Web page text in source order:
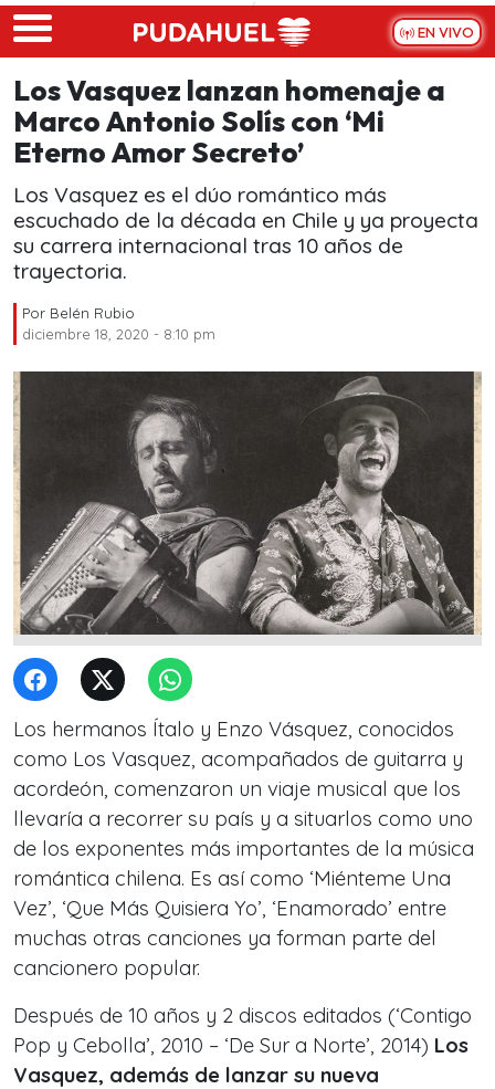
Skip to main content
EN VIVO
Los Vasquez lanzan homenaje a
Marco Antonio Solís con ‘Mi
Eterno Amor Secreto’
Los Vasquez es el dúo romántico más
escuchado de la década en Chile y ya proyecta
su carrera internacional tras 10 años de
trayectoria.
Por Belén Rubio
diciembre 18, 2020 - 8:10 pm
Los hermanos Ítalo y Enzo Vásquez, conocidos
como Los Vasquez, acompañados de guitarra y
acordeón, comenzaron un viaje musical que los
llevaría a recorrer su país y a situarlos como uno
de los exponentes más importantes de la música
romántica chilena. Es así como ‘Miénteme Una
Vez’, ‘Que Más Quisiera Yo’, ‘Enamorado’ entre
muchas otras canciones ya forman parte del
cancionero popular.
Después de 10 años y 2 discos editados (‘Contigo
Pop y Cebolla’, 2010 – ‘De Sur a Norte’, 2014) Los
Vasquez, además de lanzar su nueva